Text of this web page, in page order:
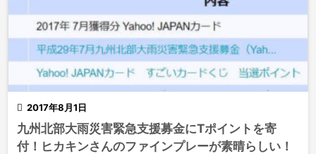
 2017年8月1日
九州北部大雨災害緊急支援募金にTポイントを寄
付！ヒカキンさんのファインプレーが素晴らしい！